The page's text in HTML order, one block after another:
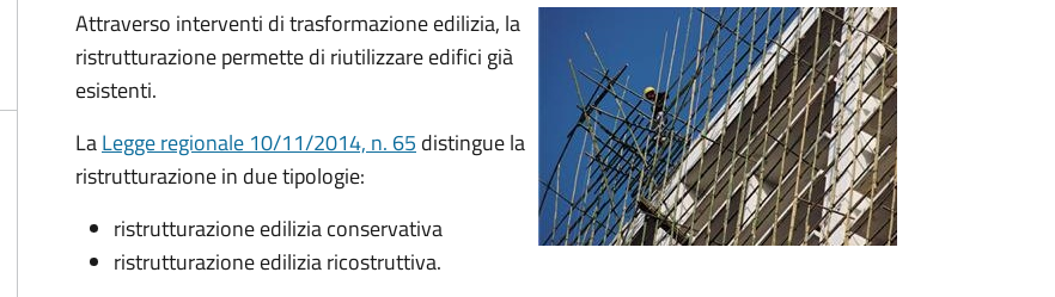
Attraverso interventi di trasformazione edilizia, la
ristrutturazione permette di riutilizzare edifici già
esistenti.
LaLegge regionale 10/11/2014, n. 65 distingue la
ristrutturazione in due tipologie:
ristrutturazione edilizia conservativa
ristrutturazione edilizia ricostruttiva.